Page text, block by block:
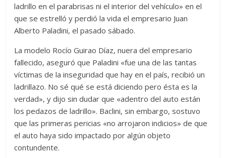
ladrillo en el parabrisas ni el interior del vehículo» en el
que se estrelló y perdió la vida el empresario Juan
Alberto Paladini, el pasado sábado.
La modelo Rocío Guirao Díaz, nuera del empresario
fallecido, aseguró que Paladini «fue una de las tantas
víctimas de la inseguridad que hay en el país, recibió un
ladrillazo. No sé qué se está diciendo pero ésta es la
verdad», y dijo sin dudar que «adentro del auto están
los pedazos de ladrillo». Baclini, sin embargo, sostuvo
que las primeras pericias «no arrojaron indicios» de que
el auto haya sido impactado por algún objeto
contundente.